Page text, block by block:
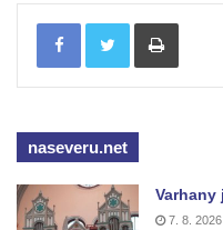
Silniční most přes
Kamenný most v
Poštovní most v Mimoni
Bývalý vodní náhon u
naseveru.net
Varhany
7. 8. 2026